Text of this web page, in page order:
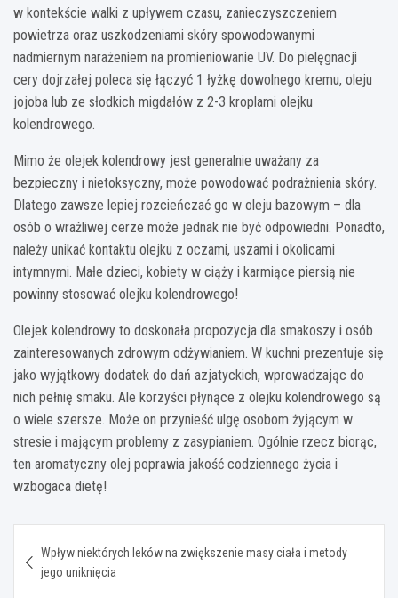
w kontekście walki z upływem czasu, zanieczyszczeniem
powietrza oraz uszkodzeniami skóry spowodowanymi
nadmiernym narażeniem na promieniowanie UV. Do pielęgnacji
cery dojrzałej poleca się łączyć 1 łyżkę dowolnego kremu, oleju
jojoba lub ze słodkich migdałów z 2-3 kroplami olejku
kolendrowego.
Mimo że olejek kolendrowy jest generalnie uważany za
bezpieczny i nietoksyczny, może powodować podrażnienia skóry.
Dlatego zawsze lepiej rozcieńczać go w oleju bazowym – dla
osób o wrażliwej cerze może jednak nie być odpowiedni. Ponadto,
należy unikać kontaktu olejku z oczami, uszami i okolicami
intymnymi. Małe dzieci, kobiety w ciąży i karmiące piersią nie
powinny stosować olejku kolendrowego!
Olejek kolendrowy to doskonała propozycja dla smakoszy i osób
zainteresowanych zdrowym odżywianiem. W kuchni prezentuje się
jako wyjątkowy dodatek do dań azjatyckich, wprowadzając do
nich pełnię smaku. Ale korzyści płynące z olejku kolendrowego są
o wiele szersze. Może on przynieść ulgę osobom żyjącym w
stresie i mającym problemy z zasypianiem. Ogólnie rzecz biorąc,
ten aromatyczny olej poprawia jakość codziennego życia i
wzbogaca dietę!
wpisu
Wpływ niektórych leków na zwiększenie masy ciała i metody
jego uniknięcia